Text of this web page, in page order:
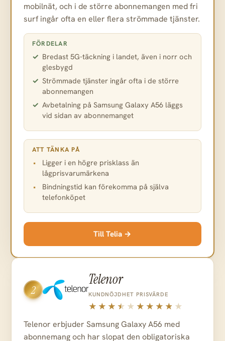
mobilnät, och i de större abonnemangen med fri
surf ingår ofta en eller flera strömmade tjänster.
FÖRDELAR
Bredast 5G-täckning i landet, även i norr och
glesbygd
Strömmade tjänster ingår ofta i de större
abonnemangen
Avbetalning på Samsung Galaxy A56 läggs
vid sidan av abonnemanget
ATT TÄNKA PÅ
Ligger i en högre prisklass än
lågprisvarumärkena
Bindningstid kan förekomma på själva
telefonköpet
Till Telia →
2
Telenor
KUNDNÖJDHET PRISVÄRDE
Telenor erbjuder Samsung Galaxy A56 med
abonnemang och har slopat den obligatoriska